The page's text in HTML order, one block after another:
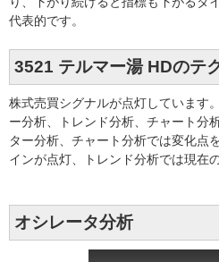
代表的です。
3521 テルマー湯 HDのテ
株式売買シグナルが点灯しています
ー分析、トレンド分析、チャート分
ター分析、チャート分析では変化点
インが点灯、トレンド分析では現在
オシレータ分析